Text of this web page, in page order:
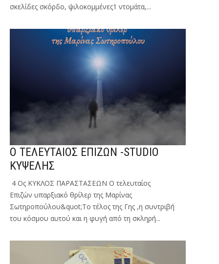
σκελίδες σκόρδο, ψιλοκομμένες1 ντομάτα,...
Ο ΤΕΛΕΥΤΑΙΟΣ ΕΠΙΖΩΝ -STUDIO
ΚΥΨΕΛΗΣ
4 Ος ΚΥΚΛΟΣ ΠΑΡΑΣΤΑΣΕΩΝ Ο τελευταίος
Επιζών υπαρξιακό θρίλερ της Μαρίνας
Σωτηροπούλου&quot;Το τέλος της Γης ,η συντριβή
του κόσμου αυτού και η φυγή από τη σκληρή...